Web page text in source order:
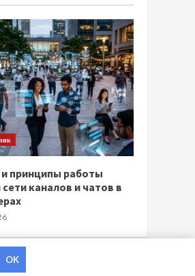
и принципы работы
каналов и чатов в
OK